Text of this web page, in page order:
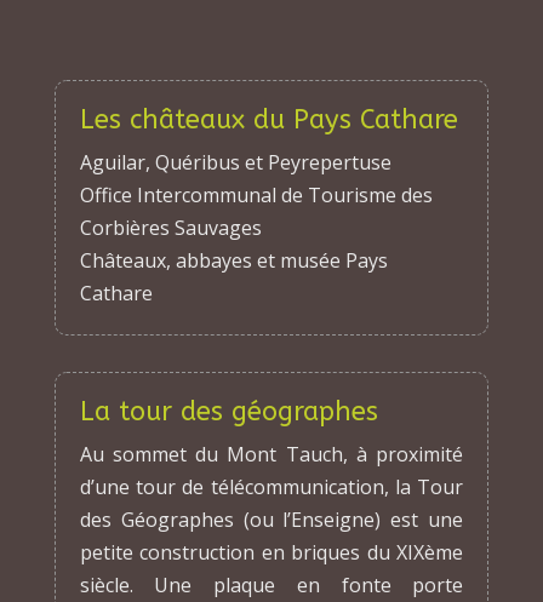
Les châteaux du Pays Cathare
Aguilar, Quéribus et Peyrepertuse
Office Intercommunal de Tourisme des
Corbières Sauvages
Châteaux, abbayes et musée Pays
Cathare
La tour des géographes
Au sommet du Mont Tauch, à proximité
d’une tour de télécommunication, la Tour
des Géographes (ou l’Enseigne) est une
petite construction en briques du XIXème
siècle. Une plaque en fonte porte